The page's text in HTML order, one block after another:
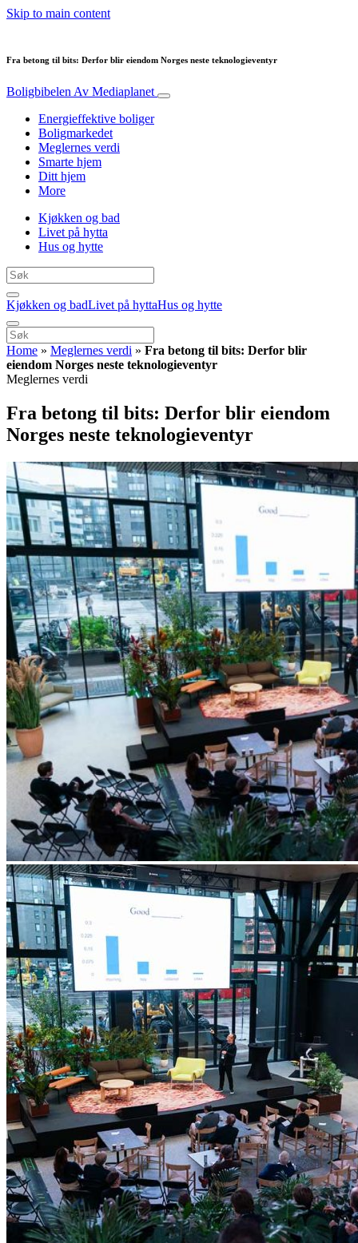
Skip to main content
Fra betong til bits: Derfor blir eiendom Norges neste teknologieventyr
Boligbibelen Av Mediaplanet
Energieffektive boliger
Boligmarkedet
Meglernes verdi
Smarte hjem
Ditt hjem
More
Kjøkken og bad
Livet på hytta
Hus og hytte
Kjøkken og badLivet på hyttaHus og hytte
Home » Meglernes verdi » Fra betong til bits: Derfor blir
eiendom Norges neste teknologieventyr
Meglernes verdi
Fra betong til bits: Derfor blir eiendom
Norges neste teknologieventyr